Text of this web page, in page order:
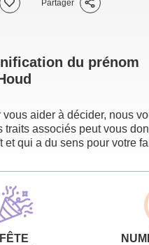
Partager
du prénom
aider à décider, nous
associés peut vous
qui a du sens pour votre
FÊTE